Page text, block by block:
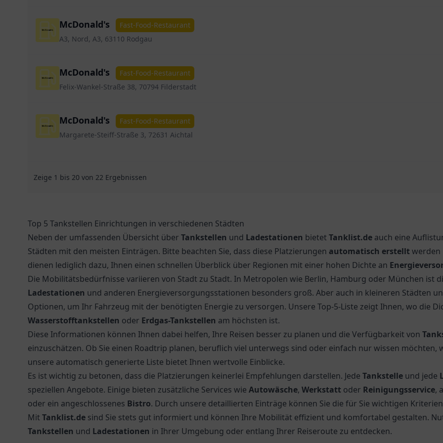
McDonald's
Fast-Food-Restaurant
A3, Nord, A3, 63110 Rodgau
McDonald's
Fast-Food-Restaurant
Felix-Wankel-Straße 38, 70794 Filderstadt
McDonald's
Fast-Food-Restaurant
Margarete-Steiff-Straße 3, 72631 Aichtal
Zeige 1 bis 20 von 22 Ergebnissen
Top 5 Tankstellen Einrichtungen in verschiedenen Städten
Neben der umfassenden Übersicht über Tankstellen und Ladestationen bietet Tanklist.de auch eine
Städten mit den meisten Einträgen. Bitte beachten Sie, dass diese Platzierungen automatisch erstelltwerden
dienen lediglich dazu, Ihnen einen schnellen Überblick über Regionen mit einer hohen Dichte an
Die Mobilitätsbedürfnisse variieren von Stadt zu Stadt. In Metropolen wie Berlin, Hamburg oder München ist
Ladestationen und anderen Energieversorgungsstationen besonders groß. Aber auch in kleineren Städten
Optionen, um Ihr Fahrzeug mit der benötigten Energie zu versorgen. Unsere Top-5-Liste zeigt Ihnen, wo die
Wasserstofftankstellen oder Erdgas-Tankstellen am höchsten ist.
Diese Informationen können Ihnen dabei helfen, Ihre Reisen besser zu planen und die Verfügbarkeit von
einzuschätzen. Ob Sie einen Roadtrip planen, beruflich viel unterwegs sind oder einfach nur wissen möchten,
unsere automatisch generierte Liste bietet Ihnen wertvolle Einblicke.
Es ist wichtig zu betonen, dass die Platzierungen keinerlei Empfehlungen darstellen. Jede Tankstelle und jede
speziellen Angebote. Einige bieten zusätzliche Services wie Autowäsche, Werkstatt oder Reinigungsservice,
oder ein angeschlossenes Bistro. Durch unsere detaillierten Einträge können Sie die für Sie wichtigen
Mit Tanklist.de sind Sie stets gut informiert und können Ihre Mobilität effizient und komfortabel gestalten.
Tankstellen und Ladestationen in Ihrer Umgebung oder entlang Ihrer Reiseroute zu entdecken.